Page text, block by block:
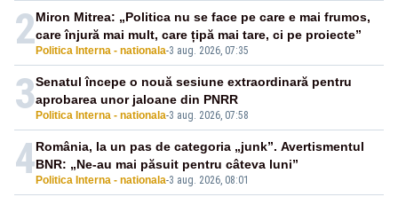
2 Politica Interna - nationala-3 aug. 2026, 07:35
Miron Mitrea: „Politica nu se face pe care e mai frumos,
care înjură mai mult, care țipă mai tare, ci pe proiecte”
3 Politica Interna - nationala-3 aug. 2026, 07:58
Senatul începe o nouă sesiune extraordinară pentru
aprobarea unor jaloane din PNRR
4 Politica Interna - nationala-3 aug. 2026, 08:01
România, la un pas de categoria „junk”. Avertismentul
BNR: „Ne-au mai păsuit pentru câteva luni”